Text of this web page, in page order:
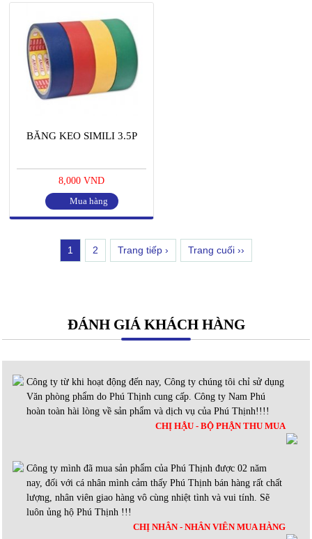
BĂNG KEO SIMILI 3.5P
8,000 VND
Mua hàng
1 2 Trang tiếp › Trang cuối ››
ĐÁNH GIÁ KHÁCH HÀNG
Công ty từ khi hoạt động đến nay, Công ty chúng tôi chỉ sử dụng
Văn phòng phẩm do Phú Thịnh cung cấp. Công ty Nam Phú
hoàn toàn hài lòng về sản phẩm và dịch vụ của Phú Thịnh!!!!
CHỊ HẬU - BỘ PHẬN THU MUA
Công ty mình đã mua sản phẩm của Phú Thịnh được 02 năm
nay, đối với cá nhân mình cảm thấy Phú Thịnh bán hàng rất chất
lượng, nhân viên giao hàng vô cùng nhiệt tình và vui tính. Sẽ
luôn ủng hộ Phú Thịnh !!!
CHỊ NHÂN - NHÂN VIÊN MUA HÀNG